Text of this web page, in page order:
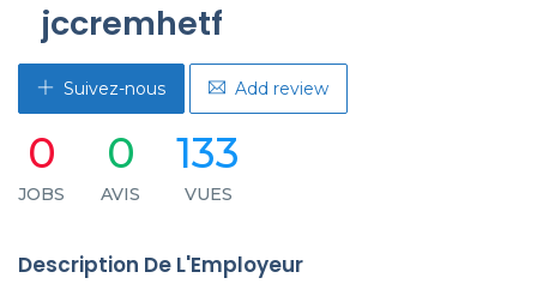
jccremhetf
Suivez-nous Add review
0
JOBS
0
AVIS
133
VUES
Description De L'Employeur